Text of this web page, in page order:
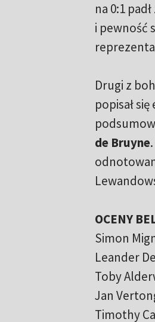
na 0:1
i pewność
Drugi z
popisał
de Bruyne
OCENY
Simon
Leander
Toby
Jan
Timothy